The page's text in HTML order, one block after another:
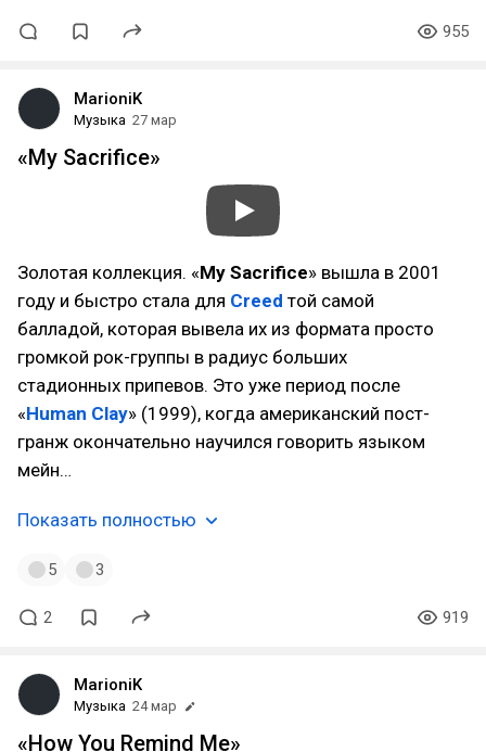
955
MarioniK
Музыка 27 мар
«My Sacrifice»
Золотая коллекция. «My Sacrifice» вышла в 2001
году и быстро стала для Creed той самой
балладой, которая вывела их из формата просто
громкой рок-группы в радиус больших
стадионных припевов. Это уже период после
«Human Clay» (1999), когда американский пост-
гранж окончательно научился говорить языком
мейн…
Показать полностью
5 3
2 919
MarioniK
Музыка 24 мар
«How You Remind Me»